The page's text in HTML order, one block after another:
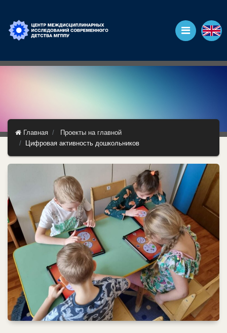
Главная
Проекты на главной
Цифровая активность дошкольников